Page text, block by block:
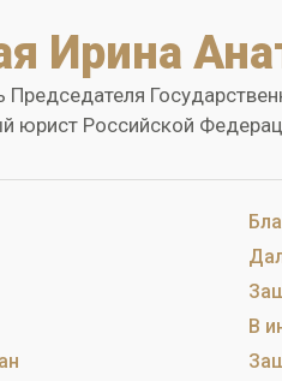
Ирина
Председателя
юрист Российской
В